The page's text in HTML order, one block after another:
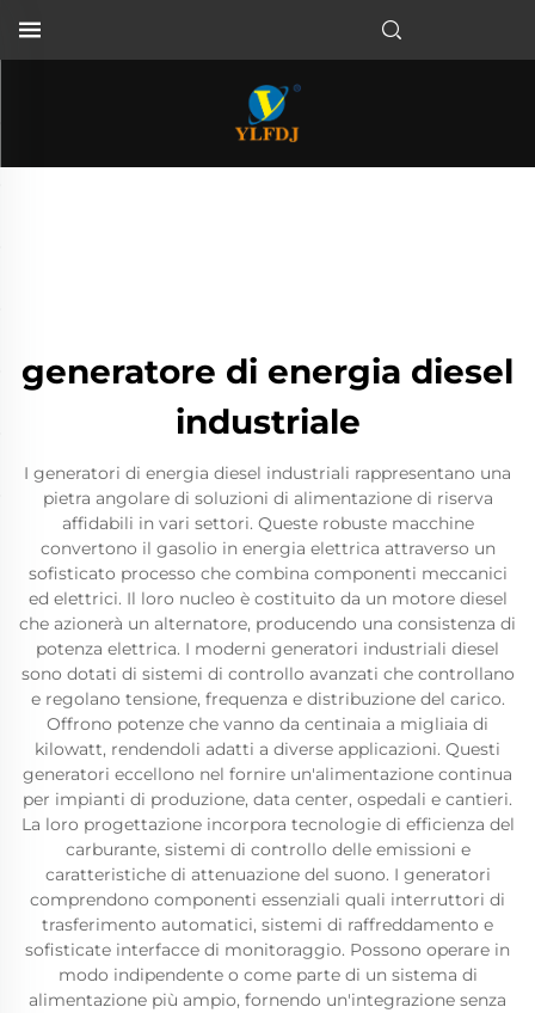
generatore di energia diesel
industriale
I generatori di energia diesel industriali rappresentano una
pietra angolare di soluzioni di alimentazione di riserva
affidabili in vari settori. Queste robuste macchine
convertono il gasolio in energia elettrica attraverso un
sofisticato processo che combina componenti meccanici
ed elettrici. Il loro nucleo è costituito da un motore diesel
che azionerà un alternatore, producendo una consistenza di
potenza elettrica. I moderni generatori industriali diesel
sono dotati di sistemi di controllo avanzati che controllano
e regolano tensione, frequenza e distribuzione del carico.
Offrono potenze che vanno da centinaia a migliaia di
kilowatt, rendendoli adatti a diverse applicazioni. Questi
generatori eccellono nel fornire un'alimentazione continua
per impianti di produzione, data center, ospedali e cantieri.
La loro progettazione incorpora tecnologie di efficienza del
carburante, sistemi di controllo delle emissioni e
caratteristiche di attenuazione del suono. I generatori
comprendono componenti essenziali quali interruttori di
trasferimento automatici, sistemi di raffreddamento e
sofisticate interfacce di monitoraggio. Possono operare in
modo indipendente o come parte di un sistema di
alimentazione più ampio, fornendo un'integrazione senza